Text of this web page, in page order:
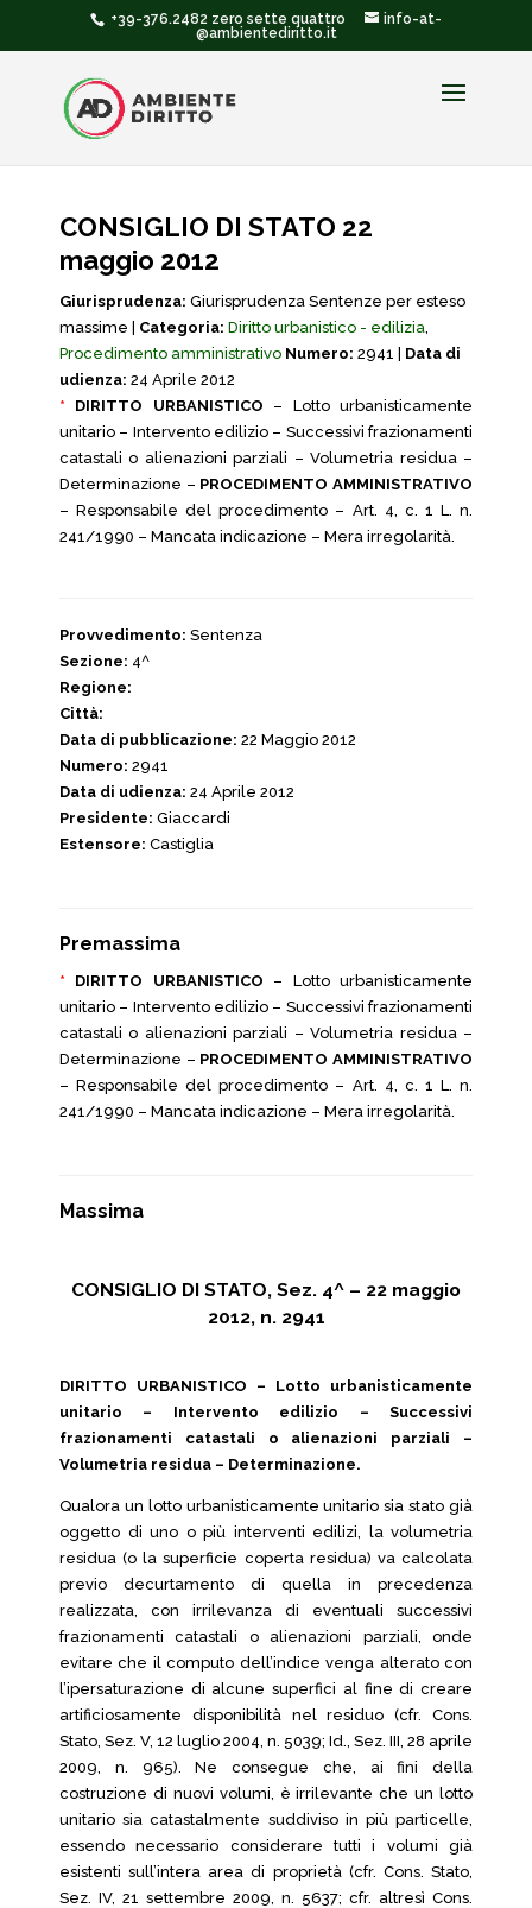
+39-376.2482 zero sette quattro
info-at-
@ambientediritto.it
CONSIGLIO DI STATO 22
maggio 2012
Giurisprudenza: Giurisprudenza Sentenze per esteso
massime | Categoria: Diritto urbanistico - edilizia,
Procedimento amministrativo Numero: 2941 | Data di
udienza: 24 Aprile 2012
*
DIRITTO URBANISTICO – Lotto urbanisticamente
unitario – Intervento edilizio – Successivi frazionamenti
catastali o alienazioni parziali – Volumetria residua –
Determinazione – PROCEDIMENTO AMMINISTRATIVO
– Responsabile del procedimento – Art. 4, c. 1 L. n.
241/1990 – Mancata indicazione – Mera irregolarità.
Provvedimento: Sentenza
Sezione: 4^
Regione:
Città:
Data di pubblicazione: 22 Maggio 2012
Numero: 2941
Data di udienza: 24 Aprile 2012
Presidente: Giaccardi
Estensore: Castiglia
Premassima
* DIRITTO URBANISTICO – Lotto urbanisticamente
unitario – Intervento edilizio – Successivi frazionamenti
catastali o alienazioni parziali – Volumetria residua –
Determinazione – PROCEDIMENTO AMMINISTRATIVO
– Responsabile del procedimento – Art. 4, c. 1 L. n.
241/1990 – Mancata indicazione – Mera irregolarità.
Massima
CONSIGLIO DI STATO, Sez. 4^ – 22 maggio
2012, n. 2941
DIRITTO URBANISTICO – Lotto urbanisticamente
unitario – Intervento edilizio – Successivi
frazionamenti catastali o alienazioni parziali –
Volumetria residua – Determinazione.
Qualora un lotto urbanisticamente unitario sia stato già
oggetto di uno o più interventi edilizi, la volumetria
residua (o la superficie coperta residua) va calcolata
previo decurtamento di quella in precedenza
realizzata, con irrilevanza di eventuali successivi
frazionamenti catastali o alienazioni parziali, onde
evitare che il computo dell’indice venga alterato con
l’ipersaturazione di alcune superfici al fine di creare
artificiosamente disponibilità nel residuo (cfr. Cons.
Stato, Sez. V, 12 luglio 2004, n. 5039; Id., Sez. III, 28 aprile
2009, n. 965). Ne consegue che, ai fini della
costruzione di nuovi volumi, è irrilevante che un lotto
unitario sia catastalmente suddiviso in più particelle,
essendo necessario considerare tutti i volumi già
esistenti sull’intera area di proprietà (cfr. Cons. Stato,
Sez. IV, 21 settembre 2009, n. 5637; cfr. altresì Cons.